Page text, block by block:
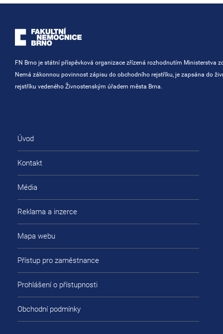
FN Brno je státní příspěvková organizace zřízená rozhodnutím Ministerstva
Nemá zákonnou povinnost zápisu do obchodního rejstříku, je zapsána do
rejstříku vedeného Živnostenským úřadem města Brna.
Úvod
Kontakt
Média
Reklama a inzerce
Mapa webu
Přístup pro zaměstnance
Prohlášení o přístupnosti
Obchodní podmínky